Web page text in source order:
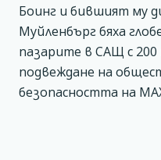
Боинг и бившият му
Муйленбърг бяха
пазарите в САЩ с
подвеждане на
безопасността на